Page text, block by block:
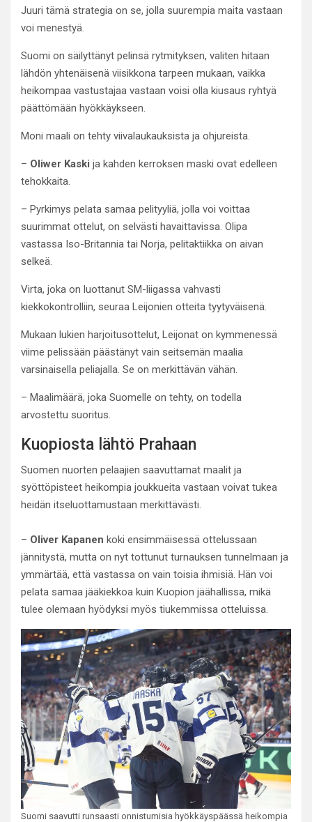
Juuri tämä strategia on se, jolla suurempia maita vastaan
voi menestyä.
Suomi on säilyttänyt pelinsä rytmityksen, valiten hitaan
lähdön yhtenäisenä viisikkona tarpeen mukaan, vaikka
heikompaa vastustajaa vastaan voisi olla kiusaus ryhtyä
päättömään hyökkäykseen.
Moni maali on tehty viivalaukauksista ja ohjureista.
– Oliwer Kaski ja kahden kerroksen maski ovat edelleen
tehokkaita.
– Pyrkimys pelata samaa pelityyliä, jolla voi voittaa
suurimmat ottelut, on selvästi havaittavissa. Olipa
vastassa Iso-Britannia tai Norja, pelitaktiikka on aivan
selkeä.
Virta, joka on luottanut SM-liigassa vahvasti
kiekkokontrolliin, seuraa Leijonien otteita tyytyväisenä.
Mukaan lukien harjoitusottelut, Leijonat on kymmenessä
viime pelissään päästänyt vain seitsemän maalia
varsinaisella peliajalla. Se on merkittävän vähän.
– Maalimäärä, joka Suomelle on tehty, on todella
arvostettu suoritus.
Kuopiosta lähtö Prahaan
Suomen nuorten pelaajien saavuttamat maalit ja
syöttöpisteet heikompia joukkueita vastaan voivat tukea
heidän itseluottamustaan merkittävästi.
– Oliver Kapanen koki ensimmäisessä ottelussaan
jännitystä, mutta on nyt tottunut turnauksen tunnelmaan ja
ymmärtää, että vastassa on vain toisia ihmisiä. Hän voi
pelata samaa jääkiekkoa kuin Kuopion jäähallissa, mikä
tulee olemaan hyödyksi myös tiukemmissa otteluissa.
Suomi saavutti runsaasti onnistumisia hyökkäyspäässä heikompia